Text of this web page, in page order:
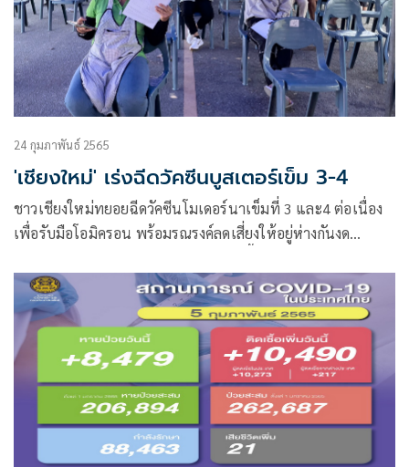
24 กุมภาพันธ์ 2565
'เชียงใหม่' เร่งฉีดวัคซีนบูสเตอร์เข็ม 3-4
ชาวเชียงใหม่ทยอยฉีดวัคซีนโมเดอร์นาเข็มที่ 3 และ4 ต่อเนื่อง
เพื่อรับมือโอมิครอน พร้อมรณรงค์​ลดเสี่ยงให้อยู่ห่างกันงด